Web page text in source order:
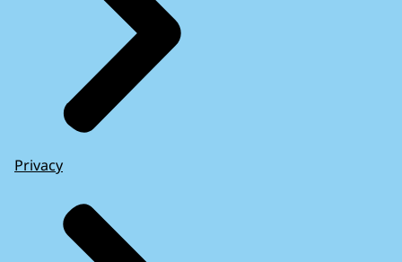
Privacy